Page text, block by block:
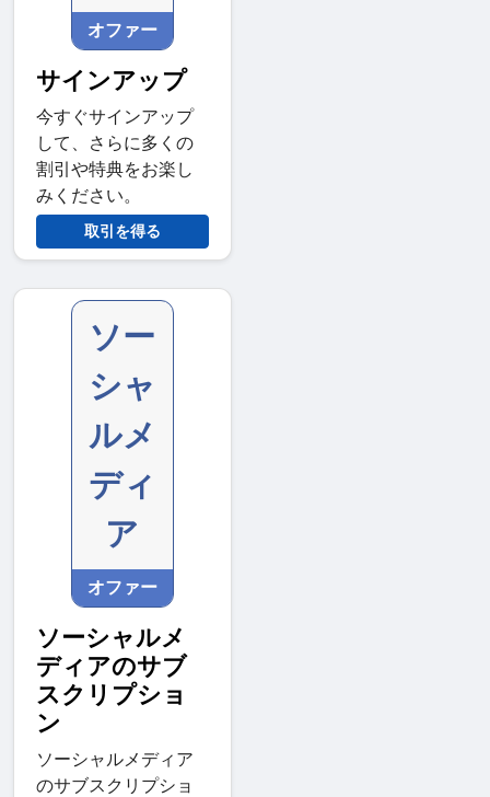
オファー
サインアップ
今すぐサインアップ
して、さらに多くの
割引や特典をお楽し
みください。
取引を得る
ソー
シャ
ルメ
ディ
ア
オファー
ソーシャルメ
ディアのサブ
スクリプショ
ン
ソーシャルメディア
のサブスクリプショ